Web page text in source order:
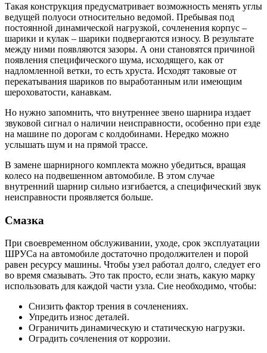
Такая конструкция предусматривает возможность менять углы
ведущей полуоси относительно ведомой. Пребывая под
постоянной динамической нагрузкой, сочленения корпус –
шарики и кулак – шарики подвергаются износу. В результате
между ними появляются зазоры. А они становятся причиной
появления специфического шума, исходящего, как от
надломленной ветки, то есть хруста. Исходят таковые от
перекатывания шариков по выработанным или имеющим
шероховатости, канавкам.
Но нужно запомнить, что внутреннее звено шарнира издает
звуковой сигнал о наличии неисправности, особенно при езде
на машине по дорогам с колдобинами. Нередко можно
услышать шум и на прямой трассе.
В замене шарнирного комплекта можно убедиться, вращая
колесо на подвешенном автомобиле. В этом случае
внутренний шарнир сильно изгибается, а специфический звук
неисправности проявляется больше.
Смазка
При своевременном обслуживании, уходе, срок эксплуатации
ШРУСа на автомобиле достаточно продолжителен и порой
равен ресурсу машины. Чтобы узел работал долго, следует его
во время смазывать. Это так просто, если знать, какую марку
использовать для каждой части узла. Сие необходимо, чтобы:
Снизить фактор трения в сочленениях.
Упредить износ деталей.
Ограничить динамическую и статическую нагрузки.
Оградить сочленения от коррозии.